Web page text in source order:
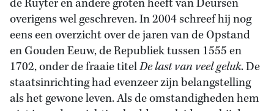
de Ruyter en andere groten heeft van Deursen
overigens wel geschreven. In 2004 schreef hij nog
eens een overzicht over de jaren van de Opstand
en Gouden Eeuw, de Republiek tussen 1555 en
1702, onder de fraaie titelDe last van veel geluk. De
staatsinrichting had evenzeer zijn belangstelling
als het gewone leven. Als de omstandigheden hem